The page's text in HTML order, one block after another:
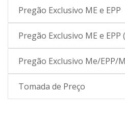
Pregão Exclusivo ME e EPP
Pregão Exclusivo ME e EPP
Pregão Exclusivo Me/EPP/
Tomada de Preço